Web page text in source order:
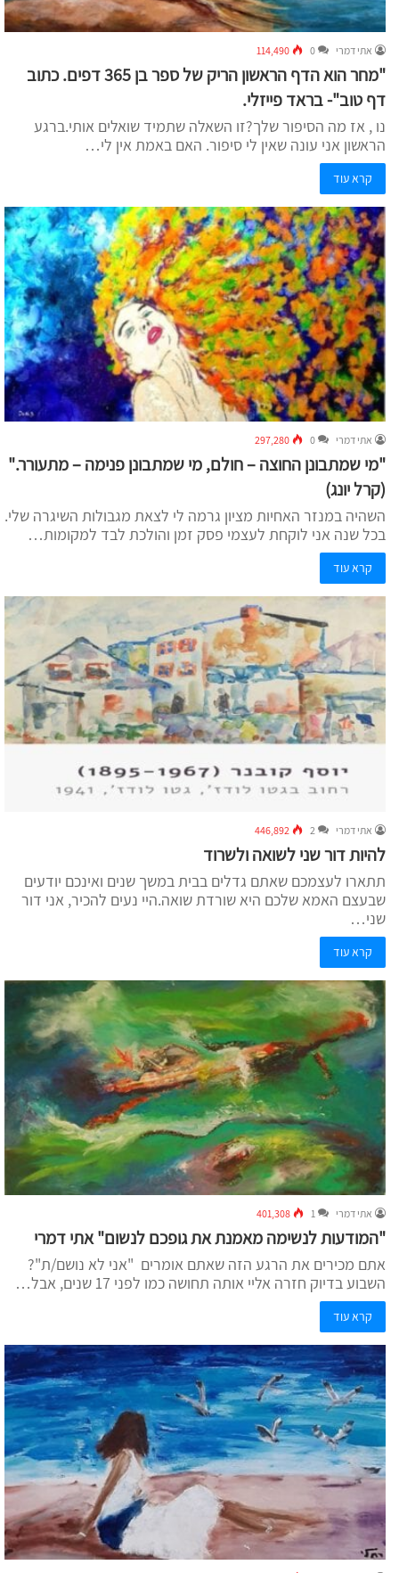
אתי דמרי 0
114,490
"מחר הוא הדף הראשון הריק של ספר בן 365 דפים. כתוב
דף טוב"- בראד פייזלי.
נו , אז מה הסיפור שלך?זו השאלה שתמיד שואלים אותי.ברגע
הראשון אני עונה שאין לי סיפור. האם באמת אין לי…
קרא עוד
אתי דמרי 0
297,280
"מי שמתבונן החוצה – חולם, מי שמתבונן פנימה – מתעורר."
(קרל יונג)
השהיה במנזר האחיות מציון גרמה לי לצאת מגבולות השיגרה שלי.
בכל שנה אני לוקחת לעצמי פסק זמן והולכת לבד למקומות…
קרא עוד
אתי דמרי 2
446,892
להיות דור שני לשואה ולשרוד
תתארו לעצמכם שאתם גדלים בבית במשך שנים ואינכם יודעים
שבעצם האמא שלכם היא שורדת שואה.היי נעים להכיר, אני דור
שני…
קרא עוד
אתי דמרי 1
401,308
"המודעות לנשימה מאמנת את גופכם לנשום" אתי דמרי
אתם מכירים את הרגע הזה שאתם אומרים "אני לא נושם/ת"?
השבוע בדיוק חזרה אליי אותה תחושה כמו לפני 17 שנים, אבל…
קרא עוד